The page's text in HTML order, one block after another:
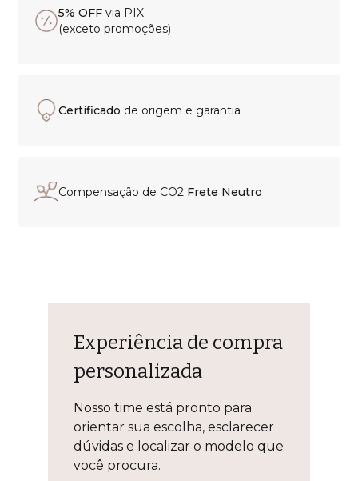
5% OFF via PIX
(exceto promoções)
Certificado de origem e garantia
Compensação de CO2 Frete Neutro
Experiência de compra
personalizada
Nosso time está pronto para
orientar sua escolha, esclarecer
dúvidas e localizar o modelo que
você procura.